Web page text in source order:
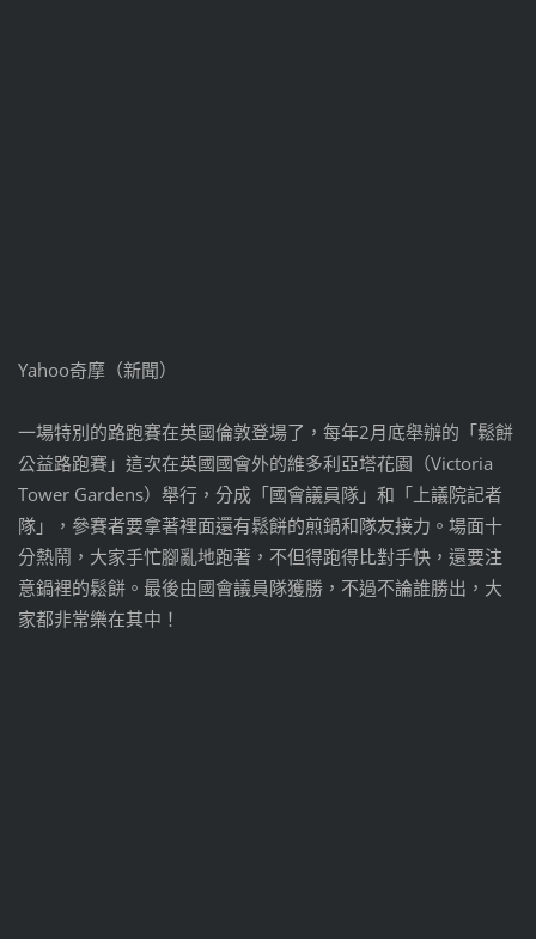
Yahoo奇摩（新聞）
一場特別的路跑賽在英國倫敦登場了，每年2月底舉辦的「鬆餅
公益路跑賽」這次在英國國會外的維多利亞塔花園（Victoria
Tower Gardens）舉行，分成「國會議員隊」和「上議院記者
隊」，參賽者要拿著裡面還有鬆餅的煎鍋和隊友接力。場面十
分熱鬧，大家手忙腳亂地跑著，不但得跑得比對手快，還要注
意鍋裡的鬆餅。最後由國會議員隊獲勝，不過不論誰勝出，大
家都非常樂在其中！